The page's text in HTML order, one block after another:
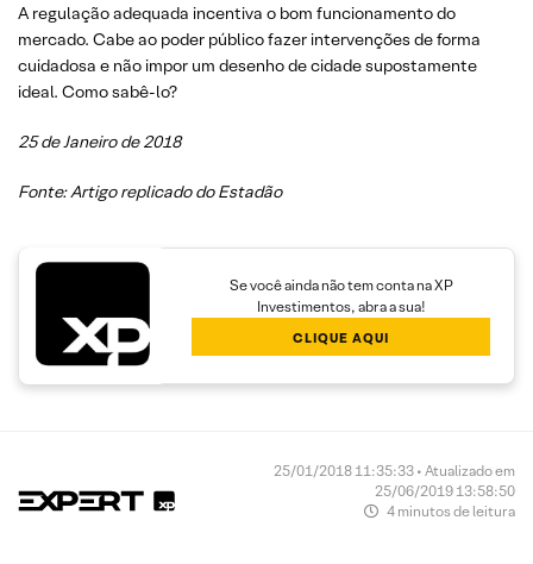
A regulação adequada incentiva o bom funcionamento do
mercado. Cabe ao poder público fazer intervenções de forma
cuidadosa e não impor um desenho de cidade supostamente
ideal. Como sabê-lo?
25 de Janeiro de 2018
Fonte: Artigo replicado do Estadão
Se você ainda não tem conta na XP
Investimentos, abra a sua!
CLIQUE AQUI
25/01/2018 11:35:33 • Atualizado em
25/06/2019 13:58:50
4 minutos de leitura